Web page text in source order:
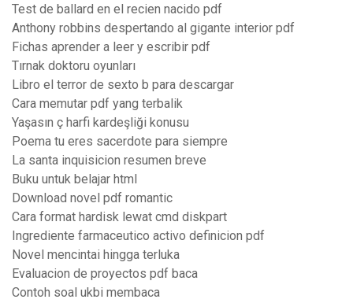
Test de ballard en el recien nacido pdf
Anthony robbins despertando al gigante interior pdf
Fichas aprender a leer y escribir pdf
Tırnak doktoru oyunları
Libro el terror de sexto b para descargar
Cara memutar pdf yang terbalik
Yaşasın ç harfi kardeşliği konusu
Poema tu eres sacerdote para siempre
La santa inquisicion resumen breve
Buku untuk belajar html
Download novel pdf romantic
Cara format hardisk lewat cmd diskpart
Ingrediente farmaceutico activo definicion pdf
Novel mencintai hingga terluka
Evaluacion de proyectos pdf baca
Contoh soal ukbi membaca